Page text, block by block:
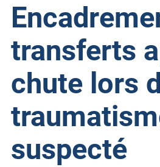
transferts
chute lors
suspecté